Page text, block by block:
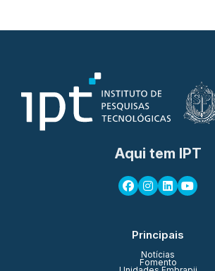
Aqui tem IPT
Principais
Notícias
Fomento